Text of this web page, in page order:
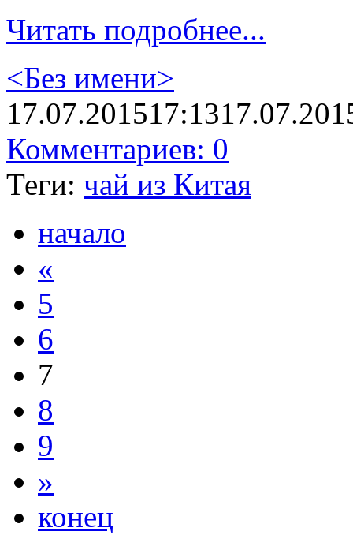
Читать подробнее...
<Без имени>
17.07.201517:13
Комментариев: 0
Теги: чай из Китая
начало
«
5
6
7
8
9
»
конец